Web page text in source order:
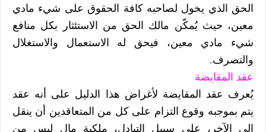
الحق الذي يخول لصاحبه كافة الحقوق على شيء مادي
معين، حيث يُمكّن مالك الحق من الاستئثار بكل منافع
شيء مادي معين، فيحق له الاستعمال والاستغلال
والتصرف.
عقد المقايضة
يُعرف عقد المقايضة لأغراض هذا الدليل على أنه عقد
يتم بموجبه وقوع التزام على كل من المتعاقدين أن ينقل
إلى الآخر، على سبيل التبادل، ملكية مال ليس من